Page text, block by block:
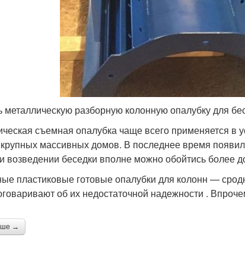
разборную колонную опалубку для
съемная опалубка чаще всего применяется в
массивных домов. В последнее время
возведении беседки вполне можно обойтись более
пластиковые готовые опалубки для колонн —
об их недостаточной надежности .
→